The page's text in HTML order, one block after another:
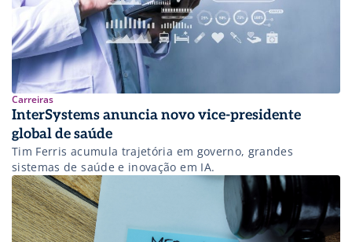
Carreiras
InterSystems anuncia novo vice-presidente
global de saúde
Tim Ferris acumula trajetória em governo, grandes
sistemas de saúde e inovação em IA.